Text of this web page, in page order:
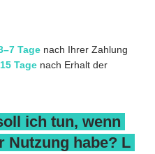
Tage nach Ihrer Zahlung
Tage nach Erhalt der
ich tun, wenn
Nutzung habe?